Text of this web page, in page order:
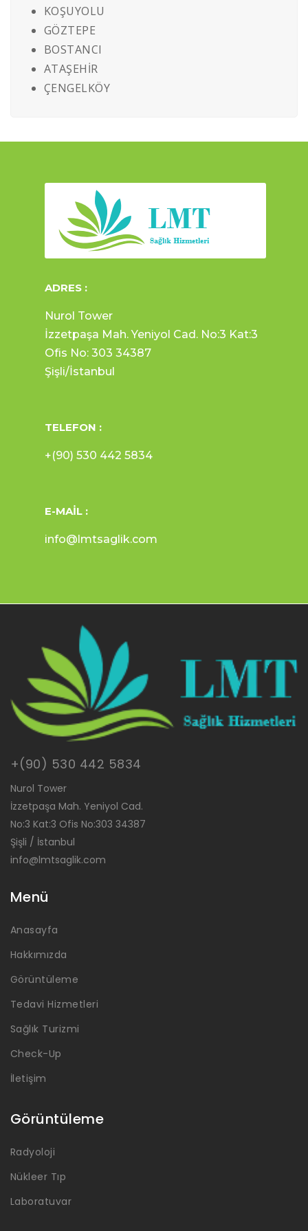
KOŞUYOLU
GÖZTEPE
BOSTANCI
ATAŞEHİR
ÇENGELKÖY
ADRES :
Nurol Tower
İzzetpaşa Mah. Yeniyol Cad. No:3 Kat:3
Ofis No: 303 34387
Şişli/İstanbul
TELEFON :
+(90) 530 442 5834
E-MAIL :
info@lmtsaglik.com
+(90) 530 442 5834
Nurol Tower
İzzetpaşa Mah. Yeniyol Cad.
No:3 Kat:3 Ofis No:303 34387
Şişli / İstanbul
info@lmtsaglik.com
Menü
Anasayfa
Hakkımızda
Görüntüleme
Tedavi Hizmetleri
Sağlık Turizmi
Check-Up
İletişim
Görüntüleme
Radyoloji
Nükleer Tıp
Laboratuvar
Phone